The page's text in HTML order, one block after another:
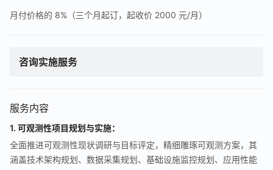
月付价格的 8%（三个月起订，起收价 2000 元/月）
咨询实施服务
服务内容
1. 可观测性项目规划与实施：
全面推进可观测性现状调研与目标评定，精细雕琢可观测方案，其
涵盖技术架构规划、数据采集规划、基础设施监控规划、应用性能